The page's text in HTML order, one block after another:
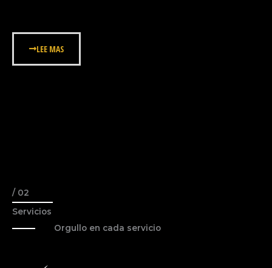
LEE MAS
/ 02
Servicios
Orgullo en cada servicio